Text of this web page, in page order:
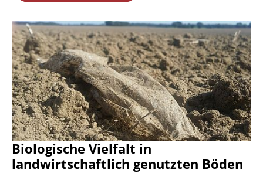
Biologische Vielfalt in
landwirtschaftlich genutzten Böden